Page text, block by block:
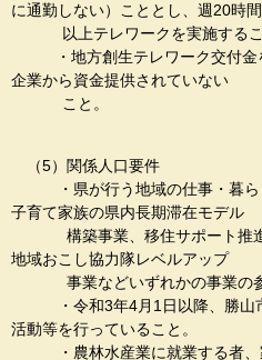
に通勤しない）こととし、週20時間
以上テレワークを実施するこ
・地方創生テレワーク交付金
企業から資金提供されていない
こと。
（5）関係人口要件
・県が行う地域の仕事・暮ら
子育て家族の県内長期滞在モデル
構築事業、移住サポート推進
地域おこし協力隊レベルアップ
事業などいずれかの事業の参
・令和3年4月1日以降、勝山市
活動等を行っていること。
・農林水産業に就業する者、